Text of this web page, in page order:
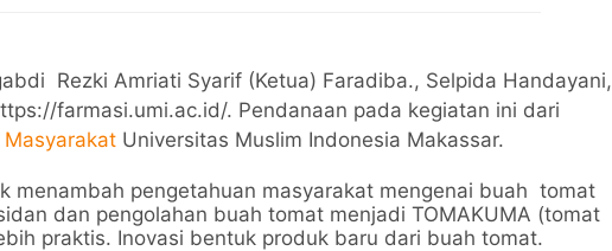
Rezki Amriati Syarif (Ketua) Faradiba., Selpida Handayani,
farmasi.umi.ac.id/. Pendanaan pada kegiatan ini dari
Universitas Muslim Indonesia Makassar.
menambah pengetahuan masyarakat mengenai buah tomat
dan pengolahan buah tomat menjadi TOMAKUMA (tomat
praktis. Inovasi bentuk produk baru dari buah tomat.